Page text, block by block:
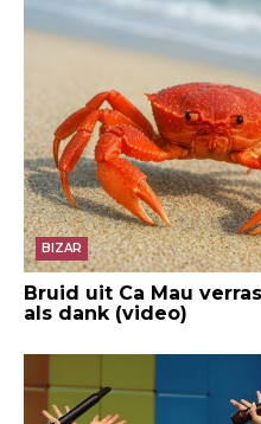
BIZAR
Bruid uit Ca Mau
als dank (video)